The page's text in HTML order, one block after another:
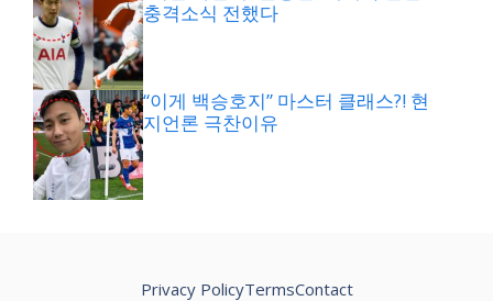
충격소식 전했다
“이게 백승호지” 마스터 클래스?! 현
지언론 극찬이유
Privacy PolicyTermsContact